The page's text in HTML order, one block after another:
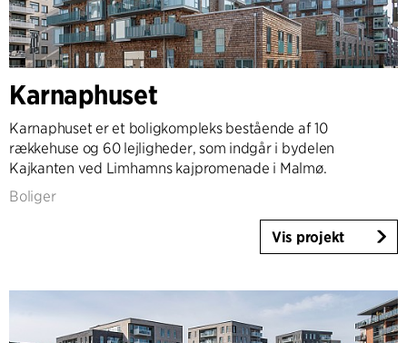
Karnaphuset
Karnaphuset er et boligkompleks bestående af 10
rækkehuse og 60 lejligheder, som indgår i bydelen
Kajkanten ved Limhamns kajpromenade i Malmø.
Boliger
Vis projekt